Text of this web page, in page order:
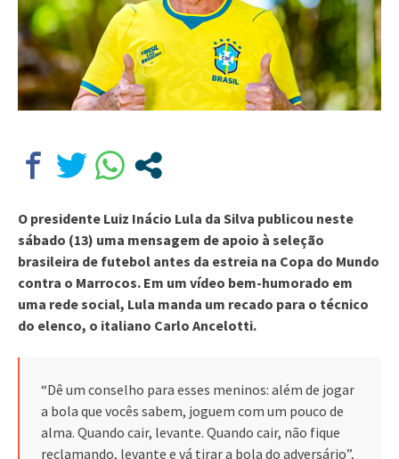
O presidente Luiz Inácio Lula da Silva publicou neste
sábado (13) uma mensagem de apoio à seleção
brasileira de futebol antes da estreia na Copa do Mundo
contra o Marrocos. Em um vídeo bem-humorado em
uma rede social, Lula manda um recado para o técnico
do elenco, o italiano Carlo Ancelotti.
“Dê um conselho para esses meninos: além de jogar
a bola que vocês sabem, joguem com um pouco de
alma. Quando cair, levante. Quando cair, não fique
reclamando, levante e vá tirar a bola do adversário”,